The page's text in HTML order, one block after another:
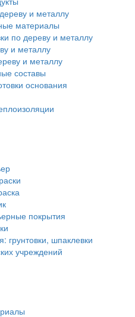
и металлу
материалы
по дереву и металлу
и металлу
и металлу
составы
основания
покрытия
грунтовки, шпаклевки
учреждений